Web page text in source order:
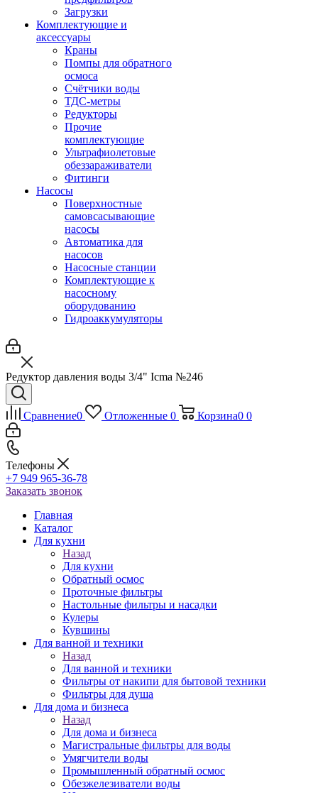
Загрузки
Комплектующие и
аксессуары
Краны
Помпы для обратного
осмоса
Счётчики воды
ТДС-метры
Редукторы
Прочие
комплектующие
Ультрафиолетовые
обеззараживатели
Фитинги
Насосы
Поверхностные
самовсасывающие
насосы
Автоматика для
насосов
Насосные станции
Комплектующие к
насосному
оборудованию
Гидроаккумуляторы
Редуктор давления воды 3/4" Icma №246
Сравнение0 Отложенные 0 Корзина0 0
Телефоны
+7 949 965-36-78
Заказать звонок
Главная
Каталог
Для кухни
Назад
Для кухни
Обратный осмос
Проточные фильтры
Настольные фильтры и насадки
Кулеры
Кувшины
Для ванной и техники
Назад
Для ванной и техники
Фильтры от накипи для бытовой техники
Фильтры для душа
Для дома и бизнеса
Назад
Для дома и бизнеса
Магистральные фильтры для воды
Умягчители воды
Промышленный обратный осмос
Обезжелезиватели воды